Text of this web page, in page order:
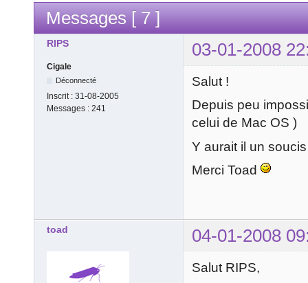
Messages [ 7 ]
RIPS 03-01-2008
Cigale
Déconnecté
Inscrit : 31-08-2005
Messages : 241
Salut !
Depuis peu
celui de Mac OS )
Y aurait il un
Merci Toad
toad 04-01-2008
Salut RIPS,